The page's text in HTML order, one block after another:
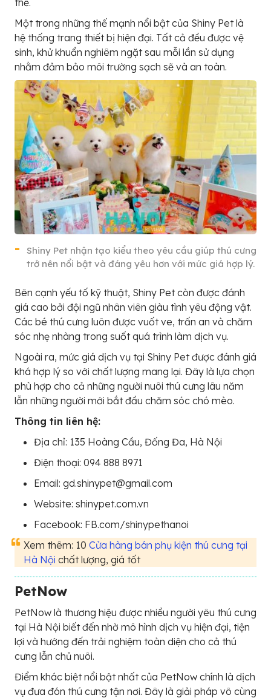
Một trong những thế mạnh nổi bật của Shiny Pet là
hệ thống trang thiết bị hiện đại. Tất cả đều được vệ
sinh, khử khuẩn nghiêm ngặt sau mỗi lần sử dụng
nhằm đảm bảo môi trường sạch sẽ và an toàn.
Shiny Pet nhận tạo kiểu theo yêu cầu giúp thú cưng
trở nên nổi bật và đáng yêu hơn với mức giá hợp lý.
Bên cạnh yếu tố kỹ thuật, Shiny Pet còn được đánh
giá cao bởi đội ngũ nhân viên giàu tình yêu động vật.
Các bé thú cưng luôn được vuốt ve, trấn an và chăm
sóc nhẹ nhàng trong suốt quá trình làm dịch vụ.
Ngoài ra, mức giá dịch vụ tại Shiny Pet được đánh giá
khá hợp lý so với chất lượng mang lại. Đây là lựa chọn
phù hợp cho cả những người nuôi thú cưng lâu năm
lẫn những người mới bắt đầu chăm sóc chó mèo.
Thông tin liên hệ:
Địa chỉ: 135 Hoàng Cầu, Đống Đa, Hà Nội
Điện thoại: 094 888 8971
Email: gd.shinypet@gmail.com
Website: shinypet.com.vn
Facebook: FB.com/shinypethanoi
Xem thêm: 10 Cửa hàng bán phụ kiện thú cưng tại
Hà Nội chất lượng, giá tốt
PetNow
PetNow là thương hiệu được nhiều người yêu thú cưng
tại Hà Nội biết đến nhờ mô hình dịch vụ hiện đại, tiện
lợi và hướng đến trải nghiệm toàn diện cho cả thú
cưng lẫn chủ nuôi.
Điểm khác biệt nổi bật nhất của PetNow chính là dịch
vụ đưa đón thú cưng tận nơi. Đây là giải pháp vô cùng